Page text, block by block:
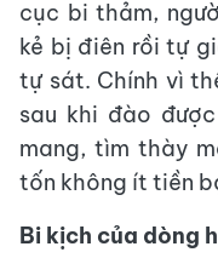
cục bi thảm,
kẻ bị điên rồi tự
tự sát. Chính vì
sau khi đào
mang, tìm thày
tốn không ít tiền
Bi kịch của dòng